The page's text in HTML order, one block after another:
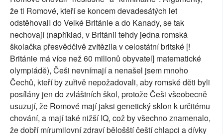
že ti Romové, kteří se koncem devadesátých let
odstěhovalI do Velké Británie a do Kanady, se tak
nechovají (například, v Británii tehdy jedna romská
školačka přesvědčivě zvítězila v celostátní britské [!
Británie má více než 60 milionů obyvatel] matematické
olympiádě), Češi nevnímají a nenašel jsem mnoho
Čechů, kteří by zuřivě nepožadovali, aby romské děti byli
posílány jen do zvláštních škol, protože Češi všeobecně
usuzují, že Romové mají jaksi genetický sklon k určitému
chování, a mají také nižší IQ, což by všechno znamenalo,
že dobří mírumilovní zdraví bělošští čeští chlapci a dívky